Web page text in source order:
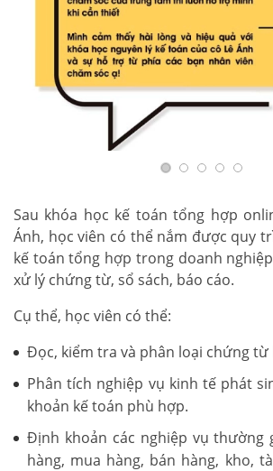
Sau khóa học kế toán tổng hợp
Ánh, học viên có thể nắm được quy
kế toán tổng hợp trong doanh
xử lý chứng từ, sổ sách, báo cáo.
Cụ thể, học viên có thể:
Đọc, kiểm tra và phân loại chứng từ
Phân tích nghiệp vụ kinh tế phát
khoản kế toán phù hợp.
Định khoản các nghiệp vụ thường
hàng, mua hàng, bán hàng, kho,